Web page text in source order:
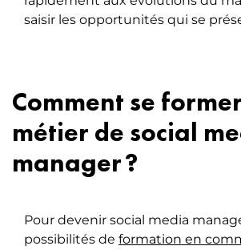
saisir les opportunités qui se
Comment se
métier de social
manager ?
Pour devenir social media
possibilités de formation en